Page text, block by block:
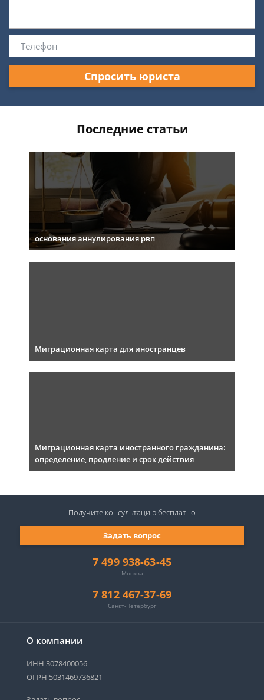
Спросить юриста
Последние статьи
основания аннулирования рвп
Миграционная карта для иностранцев
Миграционная карта иностранного гражданина:
определение, продление и срок действия
О компании
ИНН 3078400056
ОГРН 5031469736821
7 499 938-63-45
Москва
7 812 467-37-69
Санкт-Петербург
Задать вопрос
Получите консультациюбесплатно